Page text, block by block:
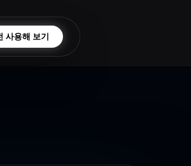
사용해 보기